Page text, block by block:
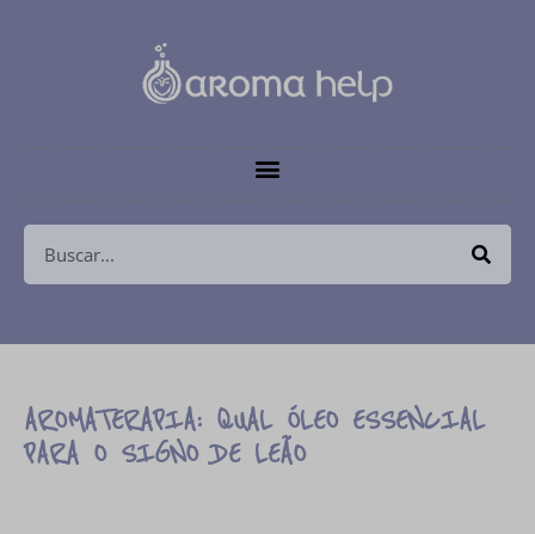
AROMATERAPIA: QUAL ÓLEO ESSENCIAL
PARA O SIGNO DE LEÃO